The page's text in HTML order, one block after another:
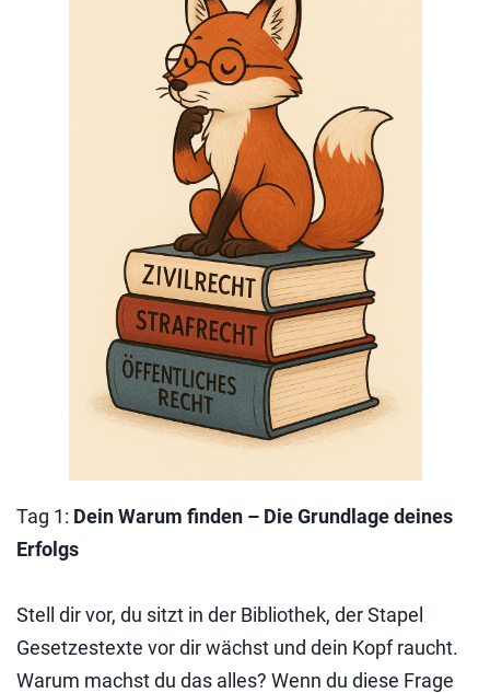
Tag 1: Dein Warum finden – Die Grundlage deines
Erfolgs
Stell dir vor, du sitzt in der Bibliothek, der Stapel
Gesetzestexte vor dir wächst und dein Kopf raucht.
Warum machst du das alles? Wenn du diese Frage